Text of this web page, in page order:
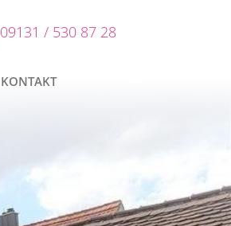
09131 / 530 87 28
KONTAKT